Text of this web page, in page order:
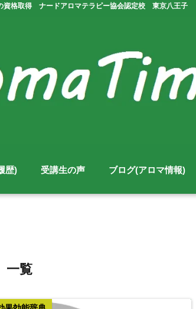
資格取得 ナードアロマテラピー協会認定校 東京八王子
歴) 受講生の声 ブログ(アロマ情報)
一覧